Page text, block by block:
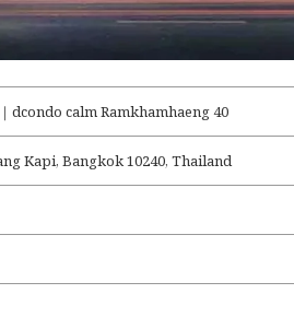
dcondo calm Ramkhamhaeng 40
Kapi, Bangkok 10240, Thailand